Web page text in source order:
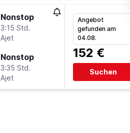
Nonstop
3:15 Std.
Ajet
Nonstop
3:35 Std.
Ajet
Angebot
gefunden am
04.08.
152 €
Suchen